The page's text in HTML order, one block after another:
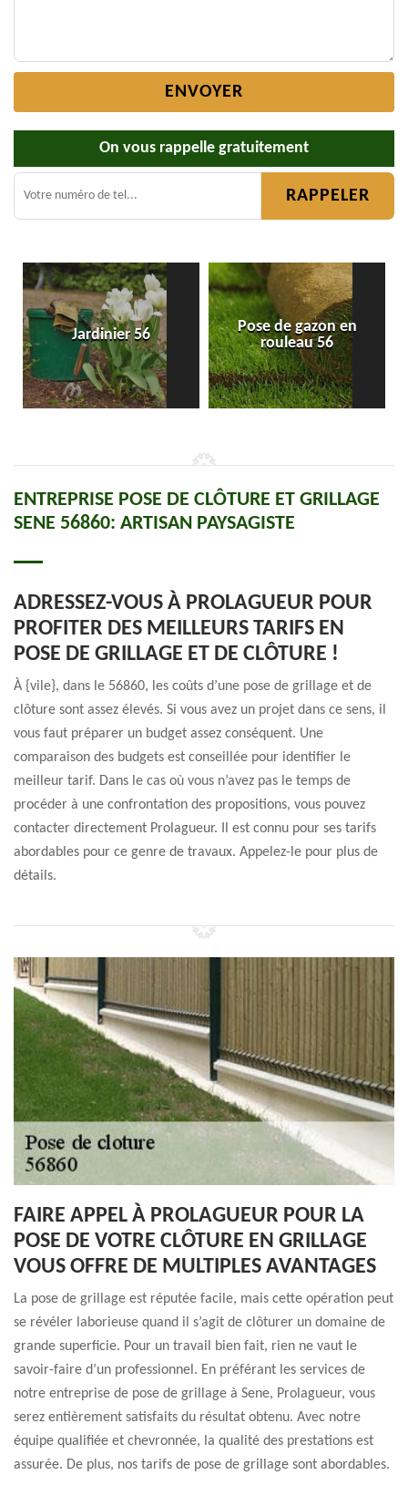
On vous rappelle gratuitement
Jardinier 56
Pose de gazon en
rouleau 56
ENTREPRISE POSE DE CLÔTURE ET GRILLAGE
SENE 56860: ARTISAN PAYSAGISTE
ADRESSEZ-VOUS À PROLAGUEUR POUR
PROFITER DES MEILLEURS TARIFS EN
POSE DE GRILLAGE ET DE CLÔTURE !
À {vile}, dans le 56860, les coûts d’une pose de grillage et de
clôture sont assez élevés. Si vous avez un projet dans ce sens, il
vous faut préparer un budget assez conséquent. Une
comparaison des budgets est conseillée pour identifier le
meilleur tarif. Dans le cas où vous n’avez pas le temps de
procéder à une confrontation des propositions, vous pouvez
contacter directement Prolagueur. Il est connu pour ses tarifs
abordables pour ce genre de travaux. Appelez-le pour plus de
détails.
FAIRE APPEL À PROLAGUEUR POUR LA
POSE DE VOTRE CLÔTURE EN GRILLAGE
VOUS OFFRE DE MULTIPLES AVANTAGES
La pose de grillage est réputée facile, mais cette opération peut
se révéler laborieuse quand il s’agit de clôturer un domaine de
grande superficie. Pour un travail bien fait, rien ne vaut le
savoir-faire d’un professionnel. En préférant les services de
notre entreprise de pose de grillage à Sene, Prolagueur, vous
serez entièrement satisfaits du résultat obtenu. Avec notre
équipe qualifiée et chevronnée, la qualité des prestations est
assurée. De plus, nos tarifs de pose de grillage sont abordables.